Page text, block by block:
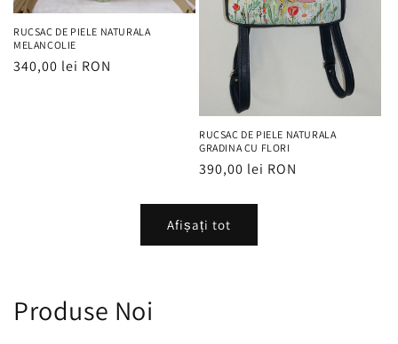
RUCSAC DE PIELE NATURALA
MELANCOLIE
Preț
340,00 lei RON
RUCSAC DE PIELE NATURALA
GRADINA CU FLORI
Preț
390,00 lei RON
Afișați tot
Produse Noi